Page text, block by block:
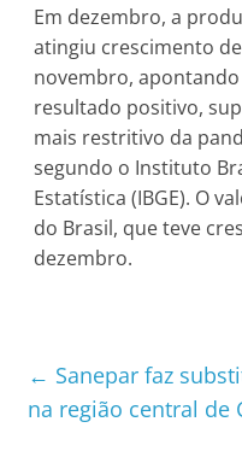
Em dezembro, a
atingiu crescimento
novembro,
resultado positivo,
mais restritivo da
segundo o Instituto
Estatística (IBGE). O
do Brasil, que teve
dezembro.
← Sanepar faz
na região central de